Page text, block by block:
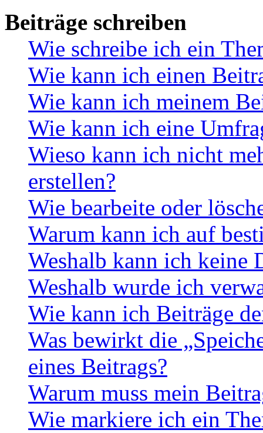
Beiträge schreiben
Wie schreibe ich ein
Wie kann ich einen
Wie kann ich meinem
Wie kann ich eine
Wieso kann ich nicht
erstellen?
Wie bearbeite oder
Warum kann ich auf
Weshalb kann ich keine
Weshalb wurde ich
Wie kann ich Beiträge
Was bewirkt die
eines Beitrags?
Warum muss mein
Wie markiere ich ein